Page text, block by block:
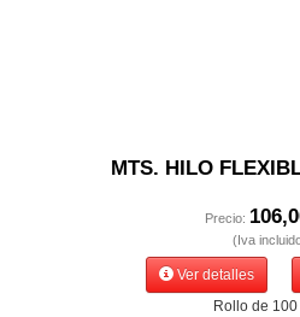
MTS. HILO
Precio:
(Iva
Ver detalles
Rollo de 100